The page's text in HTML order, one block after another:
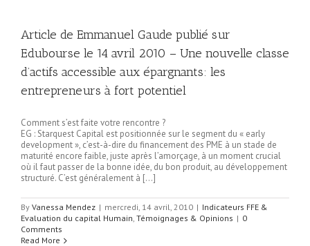
Article de Emmanuel Gaude publié sur
Edubourse le 14 avril 2010 – Une nouvelle classe
d’actifs accessible aux épargnants: les
entrepreneurs à fort potentiel
Comment s’est faite votre rencontre ?
EG : Starquest Capital est positionnée sur le segment du « early
development », c’est-à-dire du financement des PME à un stade de
maturité encore faible, juste après l’amorçage, à un moment crucial
où il faut passer de la bonne idée, du bon produit, au développement
structuré. C’est généralement à […]
By Vanessa Mendez | mercredi, 14 avril, 2010 | Indicateurs FFE &
Evaluation du capital Humain, Témoignages & Opinions | 0
Comments
Read More